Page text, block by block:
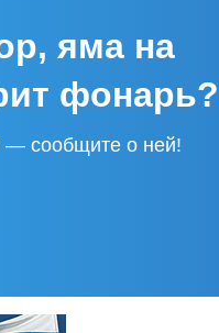
яма на
фонарь?
— сообщите о ней!